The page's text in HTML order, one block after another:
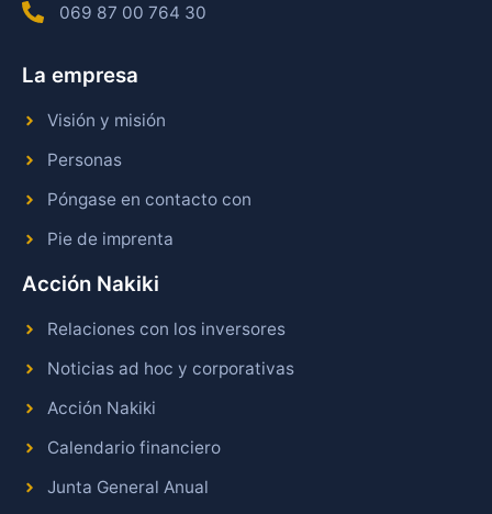
069 87 00 764 30
La empresa
Visión y misión
Personas
Póngase en contacto con
Pie de imprenta
Acción Nakiki
Relaciones con los inversores
Noticias ad hoc y corporativas
Acción Nakiki
Calendario financiero
Junta General Anual